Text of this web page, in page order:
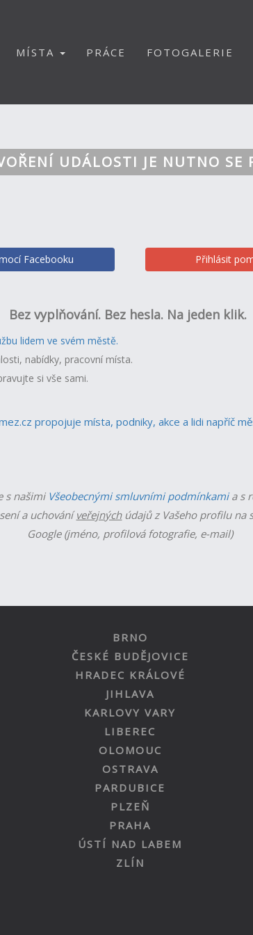
MÍSTA PRÁCE FOTOGALERIE
UDÁLOSTI JE NUTNO SE
Facebooku Přihlásit
Bez vyplňování. Bez hesla. Na jeden klik.
lidem ve svém městě.
nabídky, pracovní místa.
si vše sami.
propojuje místa, podniky, akce a lidi napříč
s našimi Všeobecnými smluvními podmínkamia s
a uchováníveřejnýchúdajů z Vašeho profilu na
Google (jméno, profilová fotografie, e-mail)
BRNO
ČESKÉ BUDĚJOVICE
HRADEC KRÁLOVÉ
JIHLAVA
KARLOVY VARY
LIBEREC
OLOMOUC
OSTRAVA
PARDUBICE
PLZEŇ
PRAHA
ÚSTÍ NAD LABEM
ZLÍN